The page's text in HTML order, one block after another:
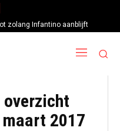
zolang Infantino aanblijft
2017